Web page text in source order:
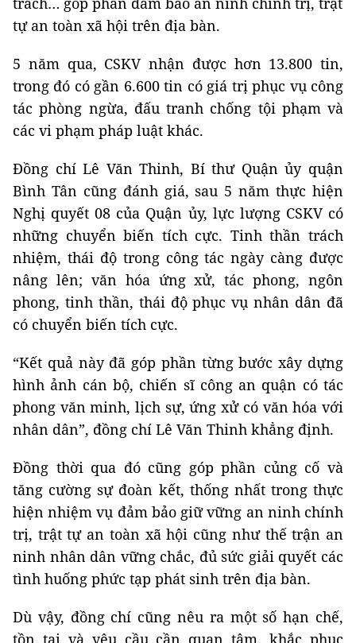
tự an toàn xã hội trên địa bàn.
5 năm qua, CSKV nhận được hơn 13.800 tin,
trong đó có gần 6.600 tin có giá trị phục vụ công
tác phòng ngừa, đấu tranh chống tội phạm và
các vi phạm pháp luật khác.
Đồng chí Lê Văn Thinh, Bí thư Quận ủy quận
Bình Tân cũng đánh giá, sau 5 năm thực hiện
Nghị quyết 08 của Quận ủy, lực lượng CSKV có
những chuyển biến tích cực. Tinh thần trách
nhiệm, thái độ trong công tác ngày càng được
nâng lên; văn hóa ứng xử, tác phong, ngôn
phong, tinh thần, thái độ phục vụ nhân dân đã
có chuyển biến tích cực.
“Kết quả này đã góp phần từng bước xây dựng
hình ảnh cán bộ, chiến sĩ công an quận có tác
phong văn minh, lịch sự, ứng xử có văn hóa với
nhân dân”, đồng chí Lê Văn Thinh khẳng định.
Đồng thời qua đó cũng góp phần củng cố và
tăng cường sự đoàn kết, thống nhất trong thực
hiện nhiệm vụ đảm bảo giữ vững an ninh chính
trị, trật tự an toàn xã hội cũng như thế trận an
ninh nhân dân vững chắc, đủ sức giải quyết các
tình huống phức tạp phát sinh trên địa bàn.
Dù vậy, đồng chí cũng nêu ra một số hạn chế,
tồn tại và yêu cầu cần quan tâm, khắc phục